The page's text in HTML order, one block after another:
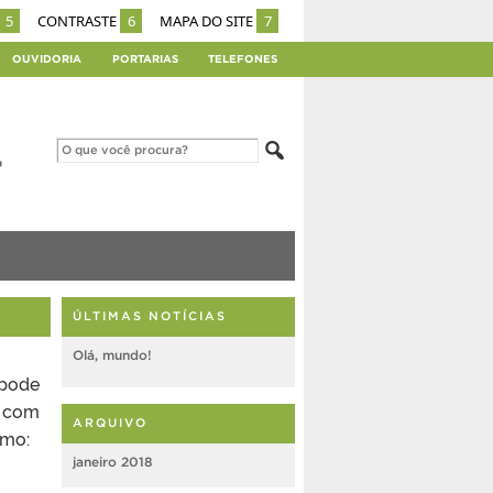
5 CONTRASTE 6 MAPA DO SITE 7
OUVIDORIA PORTARIAS TELEFONES
ÚLTIMAS NOTÍCIAS
Olá, mundo!
ARQUIVO
janeiro 2018